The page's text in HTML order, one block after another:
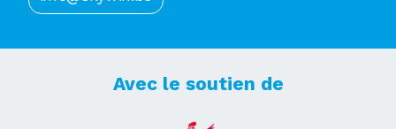
Avec le soutien de